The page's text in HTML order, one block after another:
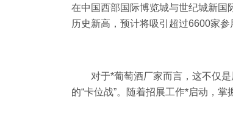
在中国西部国际博览城与世纪城新国
历史新高，预计将吸引超过6600家参
对于*葡萄酒厂家而言，这不仅
的“卡位战”。随着招展工作*启动，